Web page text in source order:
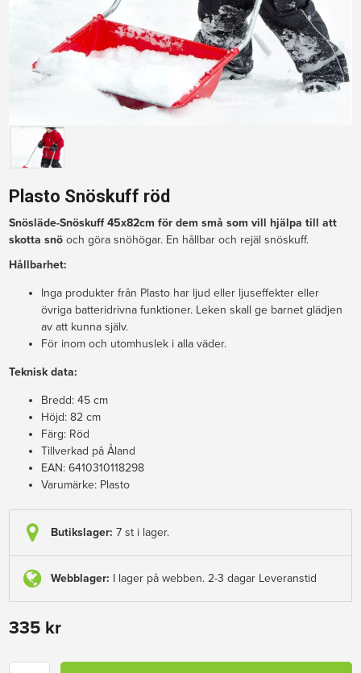
Plasto Snöskuff röd
Snösläde-Snöskuff 45x82cm för dem små som vill hjälpa till att
skotta snö och göra snöhögar. En hållbar och rejäl snöskuff.
Hållbarhet:
Inga produkter från Plasto har ljud eller ljuseffekter eller
övriga batteridrivna funktioner. Leken skall ge barnet glädjen
av att kunna själv.
För inom och utomhuslek i alla väder.
Teknisk data:
Bredd: 45 cm
Höjd: 82 cm
Färg: Röd
Tillverkad på Åland
EAN: 6410310118298
Varumärke: Plasto
Butikslager:7 st i lager.
Webblager: I lager på webben. 2-3 dagar Leveranstid
335 kr